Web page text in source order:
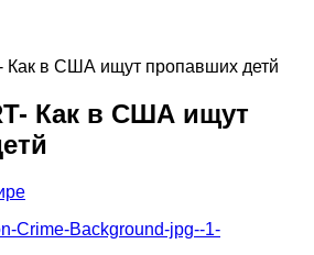
Как в США ищут пропавших детй
Как в США ищут